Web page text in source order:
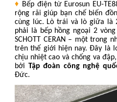
♦ Bếp điện từ Eurosun EU-
rộng rãi giúp bạn chế biến
cùng lúc. Lò trái và lò giữa là
phải là bếp hồng ngoại 2
SCHOTT CERAN – một trong
trên thế giới hiện nay.Đây là
chịu nhiệt cao và chống va
bởi Tập đoàn công nghệ
Đức.